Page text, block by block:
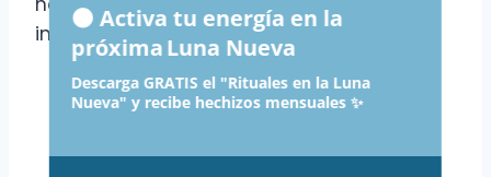
intensas para otro momento.
Cafeína y bebidas estimulantes horas
🌑 Activa tu energía en la
próxima Luna Nueva
Descarga GRATIS el "Rituales en la Luna
Nueva" y recibe hechizos mensuales ✨